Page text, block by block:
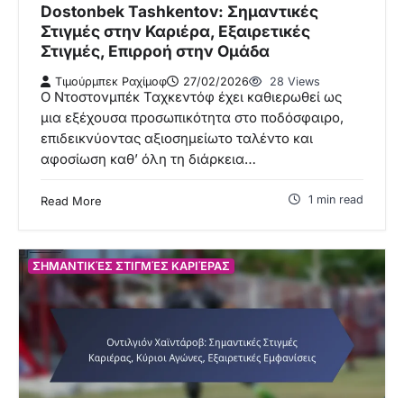
Dostonbek Tashkentov: Σημαντικές
Στιγμές στην Καριέρα, Εξαιρετικές
Στιγμές, Επιρροή στην Ομάδα
Τιμούρμπεκ Ραχίμοφ 27/02/2026 28 Views
Ο Ντοστονμπέκ Ταχκεντόφ έχει καθιερωθεί ως
μια εξέχουσα προσωπικότητα στο ποδόσφαιρο,
επιδεικνύοντας αξιοσημείωτο ταλέντο και
αφοσίωση καθ’ όλη τη διάρκεια…
Read More 1 min read
ΣΗΜΑΝΤΙΚΈΣ ΣΤΙΓΜΈΣ ΚΑΡΙΈΡΑΣ